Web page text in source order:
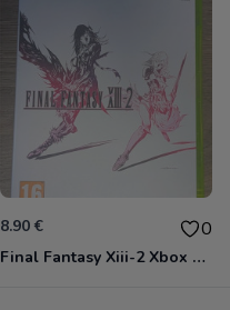
8.90 € 0
Final Fantasy Xiii-2 Xbox 360